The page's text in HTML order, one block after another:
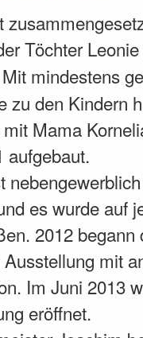
Töchter
mindestens
zu den Kindern
Mama
aufgebaut.
es wurde auf
2012 begann
Ausstellung mit
Im Juni 2013
eröffnet.